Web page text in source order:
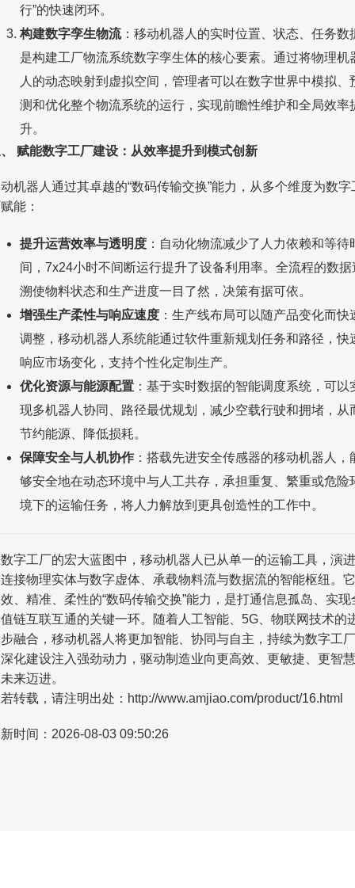
行”的快速闭环。
构建数字孪生物流：移动机器人的实时位置、状态、任务数
是构建工厂物流系统数字孪生体的核心要素。通过将物理机
人的动态映射到虚拟空间，管理者可以在数字世界中模拟、
测和优化整个物流系统的运行，实现前瞻性维护和全局效率
升。
赋能数字工厂建设：从效率提升到模式创新
机器人通过其卓越的“数码传输交换”能力，从多个维度为数字
能：
提升运营效率与透明度 ：自动化物流减少了人力依赖和等待
间，7x24小时不间断运行提升了设备利用率。全流程的数据
溯使物料状态和生产进度一目了然，决策有据可依。
增强生产柔性与响应速度 ：生产线布局可以随产品变化而快
调整，移动机器人系统能通过软件重新规划任务和路径，快
响应市场变化，支持个性化定制生产。
优化资源与能源配置 ：基于实时数据的智能调度系统，可以
现多机器人协同、路径最优规划，减少空载行驶和拥堵，从
节约能源、降低损耗。
保障安全与人机协作 ：搭载先进安全传感器的移动机器人，
够安全地在动态环境中与人工共存，承担重复、繁重或危险
境下的运输任务，将人力解放到更具创造性的工作中。
字工厂的宏大蓝图中，移动机器人已从单一的运输工具，演进
接物理实体与数字虚体、承载物料流与数据流的智能枢纽。它
、精准、柔性的“数码传输交换”能力，是打通信息孤岛、实现
链互联互通的关键一环。随着人工智能、5G、物联网技术的
融合，移动机器人将更加智能、协同与自主，持续为数字工厂
化建设注入强劲动力，驱动制造业向更高效、更敏捷、更智慧
来迈进。
转载，请注明出处：http://www.amjiao.com/product/16.html
时间：2026-08-03 09:50:26